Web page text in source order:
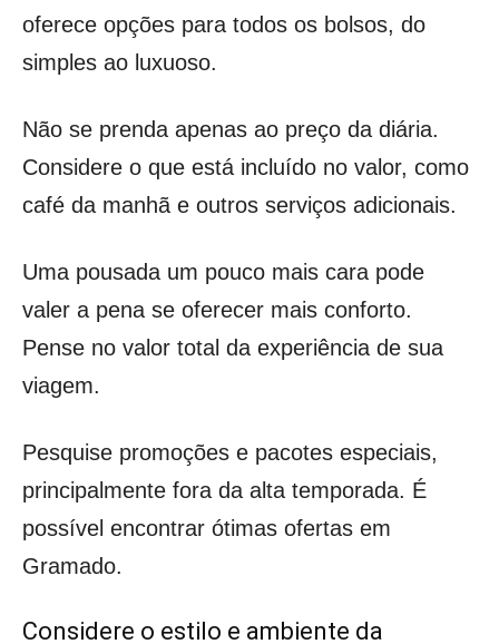
oferece opções para todos os bolsos, do
simples ao luxuoso.
Não se prenda apenas ao preço da diária.
Considere o que está incluído no valor, como
café da manhã e outros serviços adicionais.
Uma pousada um pouco mais cara pode
valer a pena se oferecer mais conforto.
Pense no valor total da experiência de sua
viagem.
Pesquise promoções e pacotes especiais,
principalmente fora da alta temporada. É
possível encontrar ótimas ofertas em
Gramado.
Considere o estilo e ambiente da